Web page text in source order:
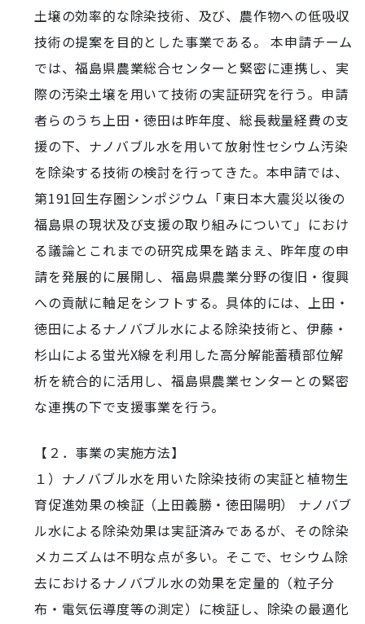
土壌の効率的な除染技術、及び、農作物への低吸収
技術の提案を目的とした事業である。 本申請チーム
では、福島県農業総合センターと緊密に連携し、実
際の汚染土壌を用いて技術の実証研究を行う。申請
者らのうち上田・徳田は昨年度、総長裁量経費の支
援の下、ナノバブル水を用いて放射性セシウム汚染
を除染する技術の検討を行ってきた。本申請では、
第191回生存圏シンポジウム「東日本大震災以後の
福島県の現状及び支援の取り組みについて」におけ
る議論とこれまでの研究成果を踏まえ、昨年度の申
請を発展的に展開し、福島県農業分野の復旧・復興
への貢献に軸足をシフトする。具体的には、上田・
徳田によるナノバブル水による除染技術と、伊藤・
杉山による蛍光X線を利用した高分解能蓄積部位解
析を統合的に活用し、福島県農業センターとの緊密
な連携の下で支援事業を行う。
【２．事業の実施方法】
１）ナノバブル水を用いた除染技術の実証と植物生
育促進効果の検証（上田義勝・徳田陽明） ナノバブ
ル水による除染効果は実証済みであるが、その除染
メカニズムは不明な点が多い。そこで、セシウム除
去におけるナノバブル水の効果を定量的（粒子分
布・電気伝導度等の測定）に検証し、除染の最適化